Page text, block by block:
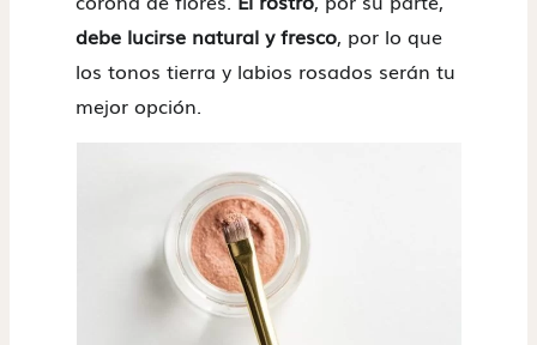
debe lucirse natural y fresco, por lo que
los tonos tierra y labios rosados serán tu
mejor opción.